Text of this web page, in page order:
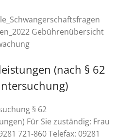
Gebührenübersicht
(nach § 62
§ 62
Für Sie zuständig: Frau
721-860 Telefax: 09281